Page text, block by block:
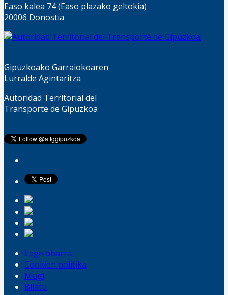
Easo kalea 74 (Easo plazako geltokia)
20006 Donostia
Gipuzkoako Garraiokoaren
Lurralde Agintaritza
Autoridad Territorial del
Transporte de Gipuzkoa
Lege oharra
Cookien politika
Mugi
Bilatu